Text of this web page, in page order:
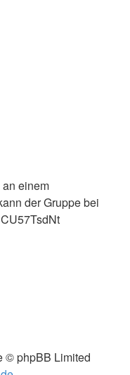
einem
der Gruppe bei
© phpBB Limited